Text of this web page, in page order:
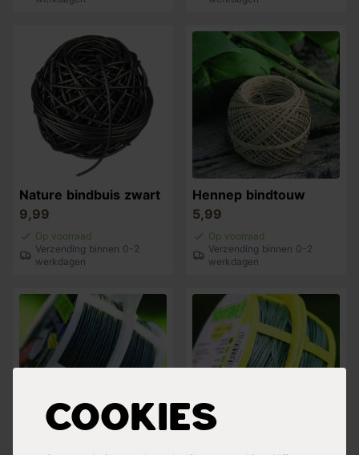
Cookies
Nature bindbuis zwart
9,99
Op voorraad
Verzending binnen 0-2
werkdagen
Hennep bindtouw
5,99
Op voorraad
Verzending binnen 0-2
werkdagen